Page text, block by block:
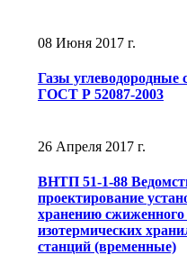
08 Июня 2017 г.
Газы
ГОСТ Р 52087-2003
26 Апреля 2017 г.
ВНТП 51-1-88
проектирование
хранению сжиженного
изотермических
станций (временные)